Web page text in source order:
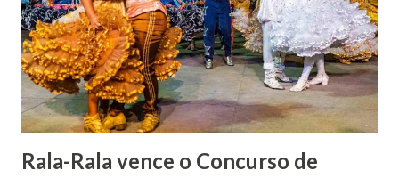
lhe proporcionou uma grande reserva financeira. João
Gomes de Melo mandou construir a Igreja Matriz de Nosso
Senhor Bom Jesus dos Passos, que foi inaugurada em 1862 e
doada ao vigário Pe. José Joaquim de Vasconcelos. A Igreja
Matriz...
Rala-Rala vence o Concurso de